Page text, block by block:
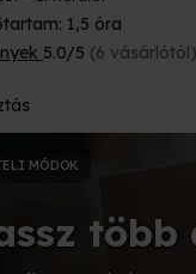
1,5 óra
5.0/5 (6 vásárlótól)
MÓDOK